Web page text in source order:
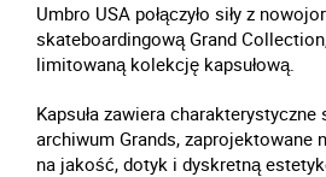
Umbro USA połączyło siły z
skateboardingową Grand
limitowaną kolekcję kapsułową.
Kapsuła zawiera
archiwum Grands, zaprojektowane
na jakość, dotyk i dyskretną